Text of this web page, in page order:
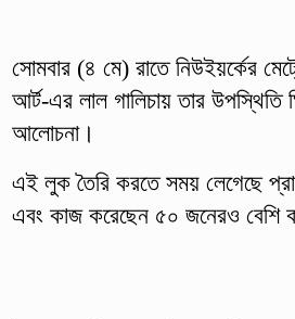
সোমবার (৪ মে) রাতে নিউইয়র্কের
আর্ট-এর লাল গালিচায় তার উপস্থিতি
আলোচনা।
এই লুক তৈরি করতে সময় লেগেছে
এবং কাজ করেছেন ৫০ জনেরও বেশি